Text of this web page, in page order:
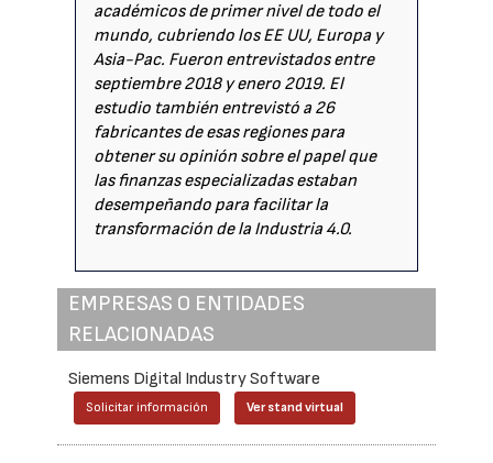
académicos de primer nivel de todo el
mundo, cubriendo los EE UU, Europa y
Asia-Pac. Fueron entrevistados entre
septiembre 2018 y enero 2019. El
estudio también entrevistó a 26
fabricantes de esas regiones para
obtener su opinión sobre el papel que
las finanzas especializadas estaban
desempeñando para facilitar la
transformación de la Industria 4.0.
EMPRESAS O ENTIDADES
RELACIONADAS
Siemens Digital Industry Software
Solicitar información Ver stand virtual